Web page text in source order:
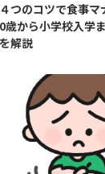
つのコツで食事マ
歳から小学校入学
解説